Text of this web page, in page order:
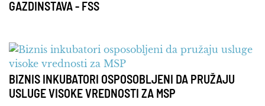
GAZDINSTAVA - FSS
BIZNIS INKUBATORI OSPOSOBLJENI DA PRUŽAJU
USLUGE VISOKE VREDNOSTI ZA MSP